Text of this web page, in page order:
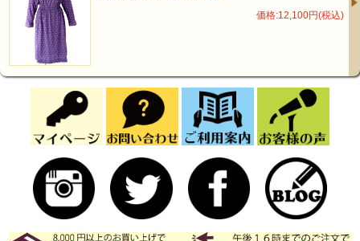
価格:12,100円(税込)